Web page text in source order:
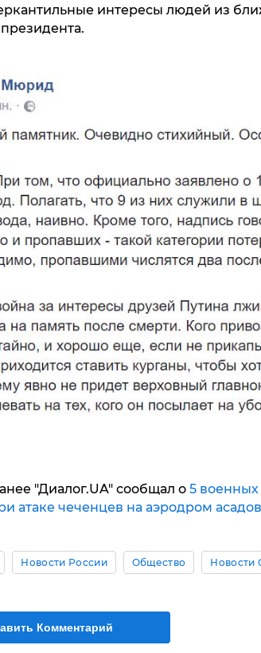
интересы людей из
"Диалог.UA" сообщал о 5
атаке чеченцев на аэродром
Новости России Общество Новости
Комментарий